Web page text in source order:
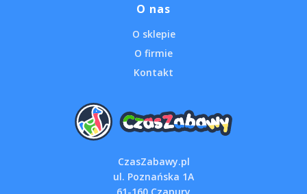
O nas
O sklepie
O firmie
Kontakt
CzasZabawy.pl
ul. Poznańska 1A